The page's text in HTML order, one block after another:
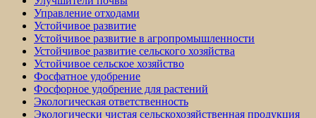
Управление отходами
Устойчивое развитие
Устойчивое развитие в агропромышленности
Устойчивое развитие сельского хозяйства
Устойчивое сельское хозяйство
Фосфатное удобрение
Фосфорное удобрение для растений
Экологическая ответственность
Экологически чистая сельскохозяйственная продукция